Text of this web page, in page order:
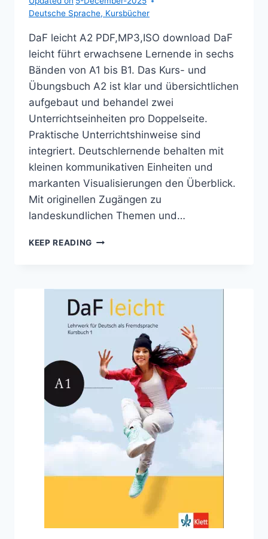
Deutsche Sprache, Kursbücher
DaF leicht A2 PDF,MP3,ISO download DaF
leicht führt erwachsene Lernende in sechs
Bänden von A1 bis B1. Das Kurs- und
Übungsbuch A2 ist klar und übersichtlichen
aufgebaut und behandel zwei
Unterrichtseinheiten pro Doppelseite.
Praktische Unterrichtshinweise sind
integriert. Deutschlernende behalten mit
kleinen kommunikativen Einheiten und
markanten Visualisierungen den Überblick.
Mit originellen Zugängen zu
landeskundlichen Themen und…
KEEP READING DAF